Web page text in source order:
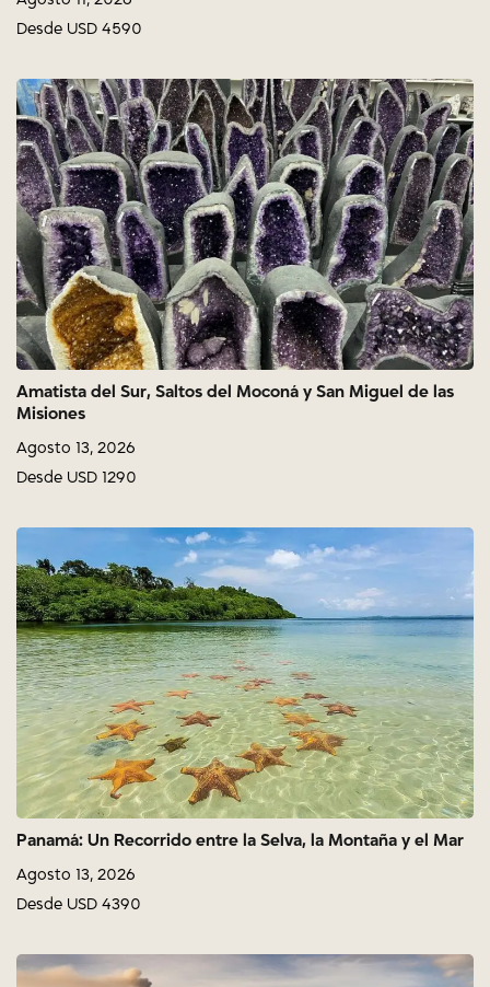
Desde USD 4590
Amatista del Sur, Saltos del Moconá y San Miguel de las
Misiones
Agosto 13, 2026
Desde USD 1290
Panamá: Un Recorrido entre la Selva, la Montaña y el Mar
Agosto 13, 2026
Desde USD 4390